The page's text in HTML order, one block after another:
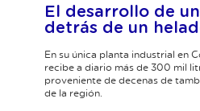
El desarrollo de
detrás de un
En su única planta industrial en
recibe a diario más de 300 mil
proveniente de decenas de
de la región.